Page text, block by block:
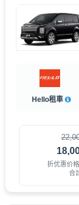
Hello租車
折优惠价
合